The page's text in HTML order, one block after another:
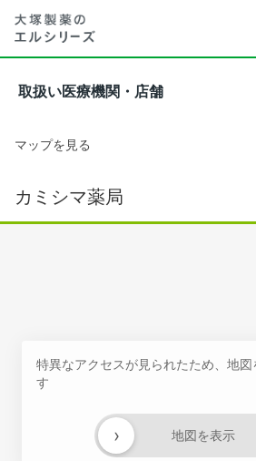
取扱い医療機関・店舗
マップを見る
カミシマ薬局
特異なアクセスが見られたため、地図
す
地図を表示
›